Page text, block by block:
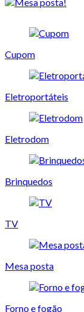
Cupom
Eletroportáteis
Eletrodom
Brinquedos
TV
Mesa posta
Forno e fogão